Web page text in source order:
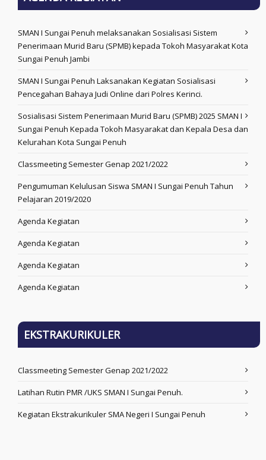
SMAN I Sungai Penuh melaksanakan Sosialisasi Sistem
Penerimaan Murid Baru (SPMB) kepada Tokoh Masyarakat Kota
Sungai Penuh Jambi
SMAN I Sungai Penuh Laksanakan Kegiatan Sosialisasi
Pencegahan Bahaya Judi Online dari Polres Kerinci.
Sosialisasi Sistem Penerimaan Murid Baru (SPMB) 2025 SMAN I
Sungai Penuh Kepada Tokoh Masyarakat dan Kepala Desa dan
Kelurahan Kota Sungai Penuh
Classmeeting Semester Genap 2021/2022
Pengumuman Kelulusan Siswa SMAN I Sungai Penuh Tahun
Pelajaran 2019/2020
Agenda Kegiatan
Agenda Kegiatan
Agenda Kegiatan
Agenda Kegiatan
EKSTRAKURIKULER
Classmeeting Semester Genap 2021/2022
Latihan Rutin PMR /UKS SMAN I Sungai Penuh.
Kegiatan Ekstrakurikuler SMA Negeri I Sungai Penuh